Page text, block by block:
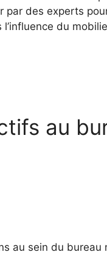
des experts
du
au
au sein du